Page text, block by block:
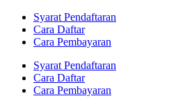
Syarat Pendaftaran
Cara Daftar
Cara Pembayaran
Syarat Pendaftaran
Cara Daftar
Cara Pembayaran